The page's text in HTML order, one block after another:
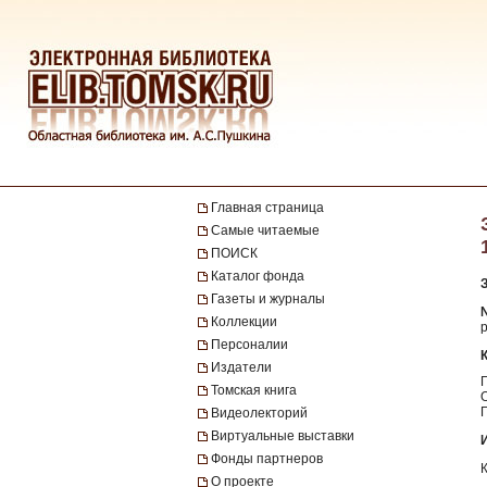
Главная страница
Самые читаемые
ПОИСК
Каталог фонда
Газеты и журналы
Коллекции
Персоналии
Издатели
Томская книга
Видеолекторий
Виртуальные выставки
Фонды партнеров
О проекте